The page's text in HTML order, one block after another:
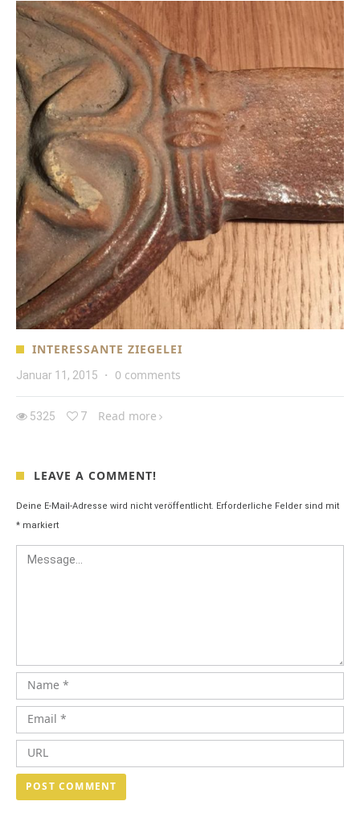
INTERESSANTE ZIEGELEI
Januar 11, 2015 · 0 comments
5325 7 Read more
LEAVE A COMMENT!
Deine E-Mail-Adresse wird nicht veröffentlicht. Erforderliche Felder sind mit
* markiert